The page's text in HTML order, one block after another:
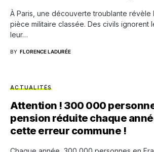
À Paris, une découverte troublante révèle
pièce militaire classée. Des civils ignorent
leur…
BY FLORENCE LADURÉE
ACTUALITÉS
Attention ! 300 000
pension réduite chaque
cette erreur commune !